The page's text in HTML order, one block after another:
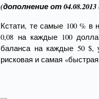
(дополнение от
Кстати, те самые 100 % в
0,08 на каждые 100
баланса на каждые 50 $,
рисковая и самая